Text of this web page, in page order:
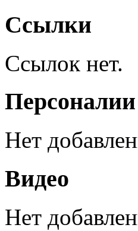
Ссылки
Ссылок нет.
Персоналии
Нет
Видео
Нет